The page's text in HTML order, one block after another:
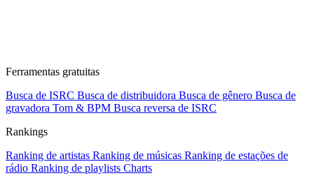
Ferramentas gratuitas
Busca de ISRC Busca de distribuidora Busca de gênero Busca de
gravadora Tom & BPM Busca reversa de ISRC
Rankings
Ranking de artistas Ranking de músicas Ranking de estações de
rádio Ranking de playlists Charts